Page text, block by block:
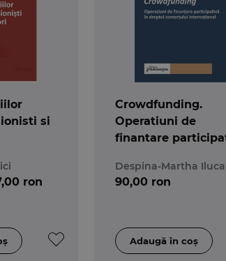
si
ron
Crowdfunding.
Operatiuni de
finantare
international
Despina-Martha Iluca
90,00 ron